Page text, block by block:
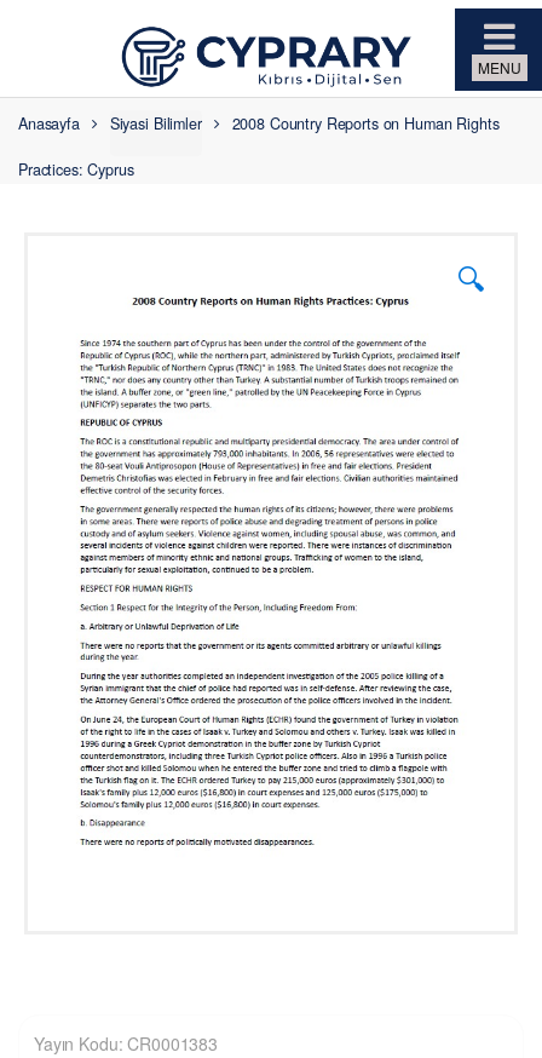
Anasayfa Siyasi Bilimler 2008 Country Reports on Human Rights
Practices: Cyprus
🔍
Yayın Kodu: CR0001383